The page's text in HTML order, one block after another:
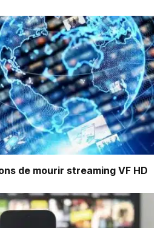
de mourir streaming VF HD